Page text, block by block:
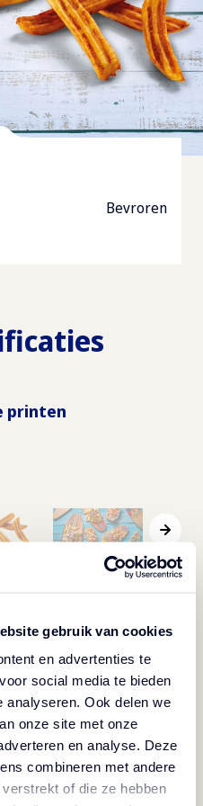
gebruik van cookies
en advertenties te
social media te bieden
analyseren. Ook delen we
onze site met onze
en analyse. Deze
combineren met andere
of die ze hebben
Bevroren
printen
Wavy Blends Paprika
smaak gebracht met
basis vormen
loaded fries
vorm verbetert